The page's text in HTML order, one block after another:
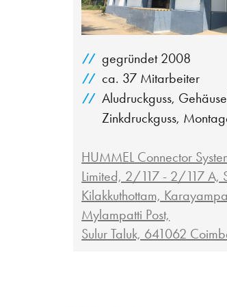
gegründet 2008
ca. 37 Mitarbeiter
Aludruckguss,
Zinkdruckguss,
HUMMEL Connector
Limited, 2/117 - 2/117 A,
Kilakkuthottam,
Mylampatti Post,
Sulur Taluk, 641062